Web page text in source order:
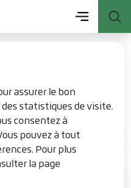
assurer le bon
statistiques de visite.
consentez à
pouvez à tout
Pour plus
la page
principal
Consulter
le plan du
site
Menu
quotidien